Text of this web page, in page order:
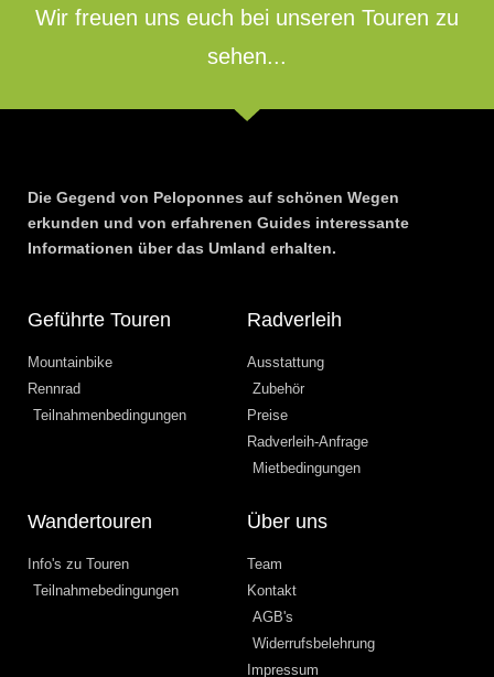
Wir freuen uns euch bei unseren Touren zu
sehen...
Die Gegend von Peloponnes auf schönen Wegen
erkunden und von erfahrenen Guides interessante
Informationen über das Umland erhalten.
Geführte Touren
Mountainbike
Rennrad
Teilnahmenbedingungen
Radverleih
Ausstattung
Zubehör
Preise
Radverleih-Anfrage
Mietbedingungen
Wandertouren
Info's zu Touren
Teilnahmebedingungen
Über uns
Team
Kontakt
AGB's
Widerrufsbelehrung
Impressum